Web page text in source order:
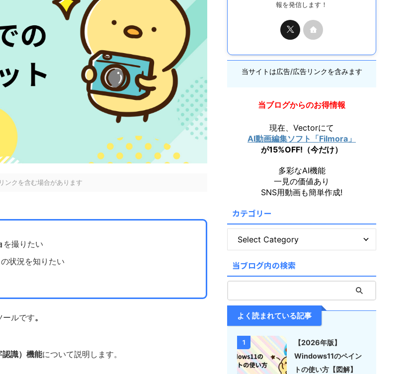
ンクを含む場合があります
を撮りたい
の状況を知りたい
ルです。
識）機能について説明します。
報を発信します！
当サイトは広告/広告リンクを含みます
当ブログからのお得情報
現在、Vectorにて
AI動画編集ソフト「Filmora」
が15%OFF!（今だけ）
多彩なAI機能
一見の価値あり
SNS用動画も簡単作成!
カテゴリー
当ブログ内の検索
よく読まれている記事
1
【2026年版】
Windows11のペイン
トの使い方【図解】